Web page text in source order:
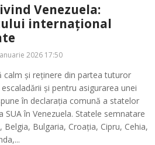
Venezuela:
internațional
2026 17:50
calm și reținere din partea tuturor
și pentru asigurarea unei
în declarația comună a statelor
în Venezuela. Statele semnatare
Bulgaria, Croația, Cipru, Cehia,